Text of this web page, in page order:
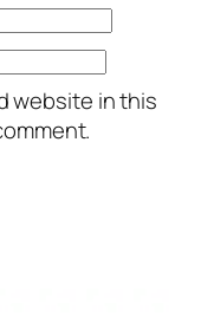
website in this